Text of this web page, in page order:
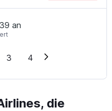
an
3 4
die